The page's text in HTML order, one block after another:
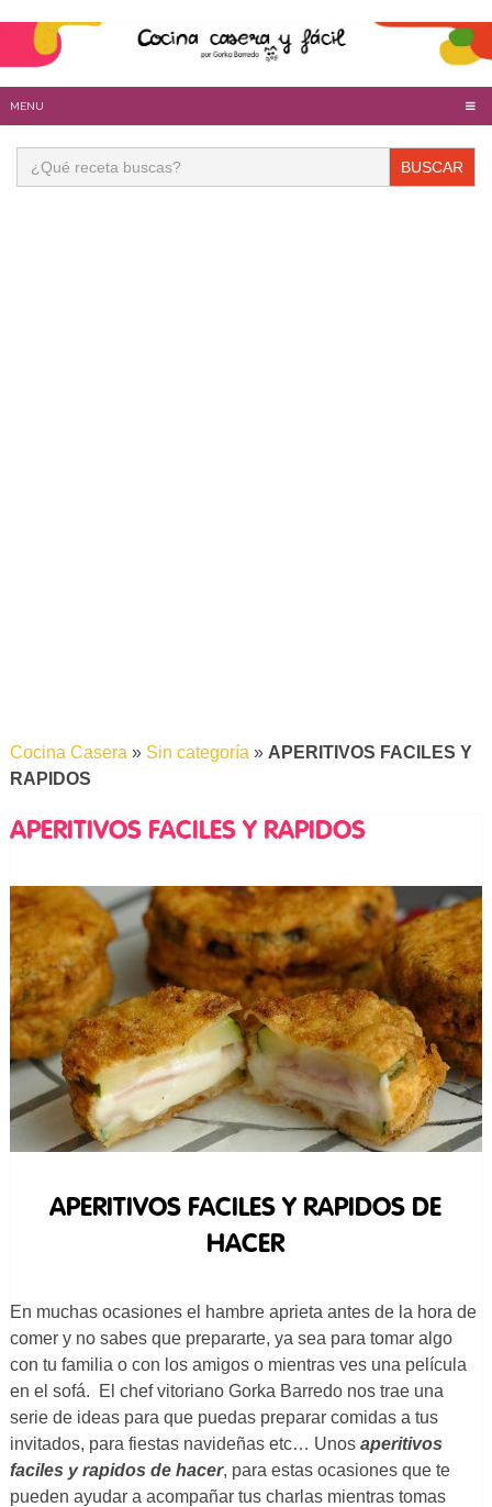
MENU
Buscar:
Cocina Casera» Sin categoría» APERITIVOS FACILES Y
RAPIDOS
APERITIVOS FACILES Y RAPIDOS
APERITIVOS FACILES Y RAPIDOS DE
HACER
En muchas ocasiones el hambre aprieta antes de la hora de
comer y no sabes que prepararte, ya sea para tomar algo
con tu familia o con los amigos o mientras ves una película
en el sofá. El chef vitoriano Gorka Barredo nos trae una
serie de ideas para que puedas preparar comidas a tus
invitados, para fiestas navideñas etc… Unos aperitivos
faciles y rapidos de hacer, para estas ocasiones que te
pueden ayudar a acompañar tus charlas mientras tomas